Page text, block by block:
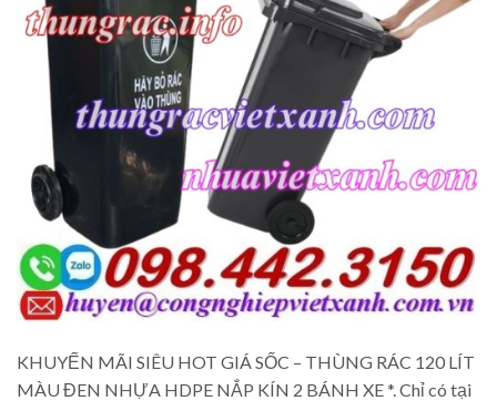
KHUYẾN MÃI SIÊU HOT GIÁ SỐC – THÙNG RÁC 120 LÍT
MÀU ĐEN NHỰA HDPE NẮP KÍN 2 BÁNH XE *. Chỉ có tại